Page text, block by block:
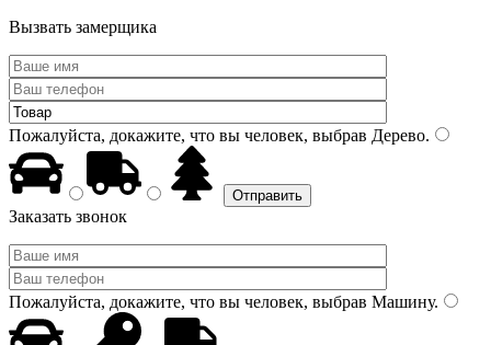
Вызвать замерщика
Пожалуйста, докажите, что вы человек, выбрав Дерево.
Заказать звонок
Пожалуйста, докажите, что вы человек, выбрав Машину.